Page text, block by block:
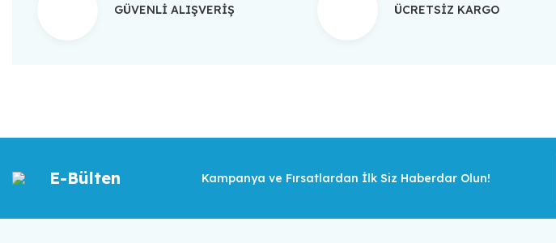
GÜVENLİ ALIŞVERİŞ ÜCRETSİZ KARGO
E-Bülten Kampanya ve Fırsatlardan İlk Siz Haberdar Olun!